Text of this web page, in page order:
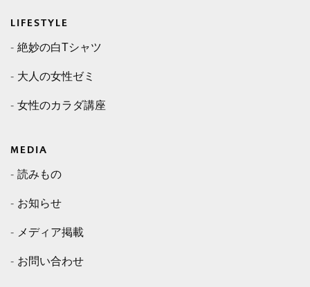
LIFESTYLE
絶妙の白Tシャツ
大人の女性ゼミ
女性のカラダ講座
MEDIA
読みもの
お知らせ
メディア掲載
お問い合わせ